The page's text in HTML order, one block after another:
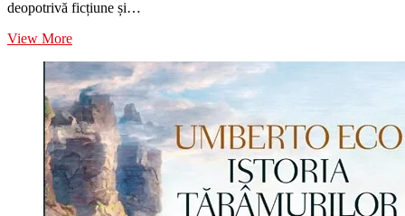
deopotrivă ficțiune și…
View MoreNoutăți
editoriale